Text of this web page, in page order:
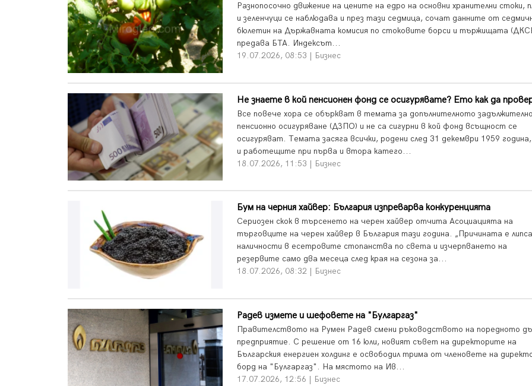
Разнопосочно движение на цените на едро на основни хранителни стоки,
и зеленчуци се наблюдава и през тази седмица, сочат данните от
бюлетин на Държавната комисия по стоковите борси и тържищата
предава БТА. Индексът...
19.07.2026, 08:53 | Бизнес
Не знаете в кой пенсионен фонд се осигурявате? Ето как да
Все повече хора се объркват в темата за допълнителното задължително
пенсионно осигуряване (ДЗПО) и не са сигурни в кой фонд всъщност се
осигуряват. Темата засяга всички, родени след 31 декември 1959
и работещите при първа и втора катего...
18.07.2026, 11:53 | Бизнес
Бум на черния хайвер: България изпреварва конкуренцията
Сериозен скок в търсенето на черен хайвер отчита Асоциацията на
търговците на черен хайвер в България тази година. „Причината е
наличности в есетровите стопанства по света и изчерпването на
резервите само два месеца след края на сезона за...
18.07.2026, 08:32 | Бизнес
Радев измете и шефовете на "Булгаргаз"
Правителството на Румен Радев смени ръководството на поредното
предприятие. С решение от 16 юли, новият съвет на директорите на
Българския енергиен холдинг е освободил трима от членовете на
борд на "Булгаргаз". На мястото на Ив...
17.07.2026, 12:56 | Бизнес